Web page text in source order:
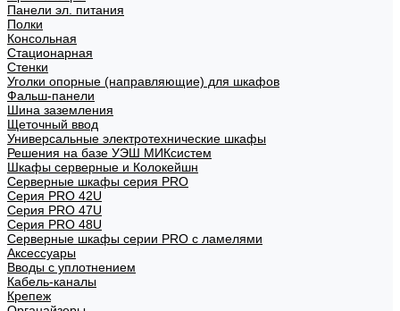
Панели эл. питания
Полки
Консольная
Стационарная
Стенки
Уголки опорные (направляющие) для шкафов
Фальш-панели
Шина заземления
Щеточный ввод
Универсальные электротехнические шкафы
Решения на базе УЭШ МИКсистем
Шкафы серверные и Колокейшн
Серверные шкафы серия PRO
Серия PRO 42U
Серия PRO 47U
Серия PRO 48U
Серверные шкафы серии PRO с ламелями
Аксессуары
Вводы с уплотнением
Кабель-каналы
Крепеж